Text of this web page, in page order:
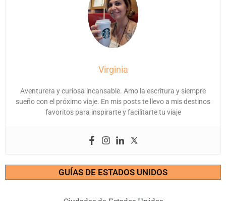
Virginia
Aventurera y curiosa incansable. Amo la escritura y siempre
sueño con el próximo viaje. En mis posts te llevo a mis destinos
favoritos para inspirarte y facilitarte tu viaje
GUÍAS DE ESTADOS UNIDOS